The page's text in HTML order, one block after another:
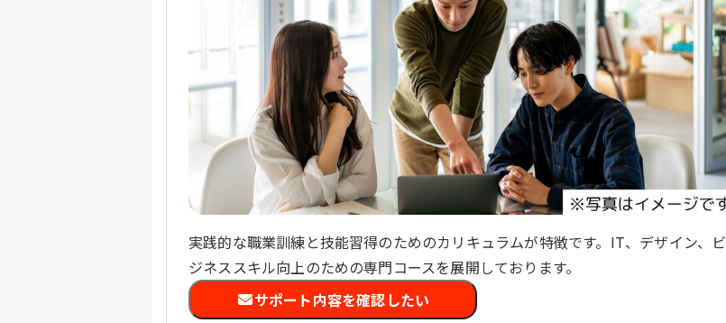
実践的な職業訓練と技能習得のためのカリキュラムが特徴です。IT、デザイン、ビ
ジネススキル向上のための専門コースを展開しております。
サポート内容を確認したい